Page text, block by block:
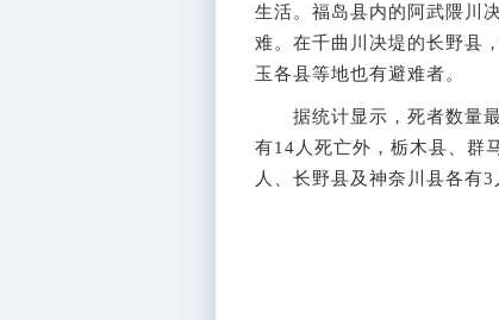
生活。福岛县内的阿武隈川
难。在千曲川决堤的长野县
玉各县等地也有避难者。
据统计显示，死者数量最
有14人死亡外，栃木县、群
人、长野县及神奈川县各有